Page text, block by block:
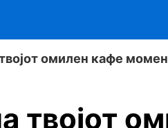
омилен кафе
твојот